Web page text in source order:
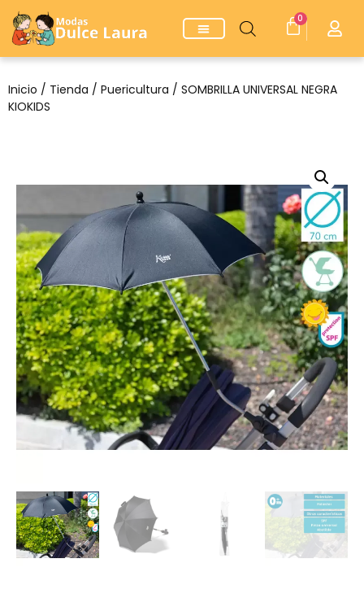
0
Inicio / Tienda / Puericultura / SOMBRILLA UNIVERSAL NEGRA
KIOKIDS